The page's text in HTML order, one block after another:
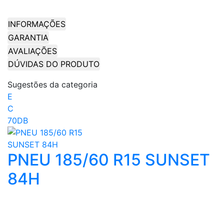
INFORMAÇÕES
GARANTIA
AVALIAÇÕES
DÚVIDAS DO PRODUTO
Sugestões da categoria
E
C
70DB
PNEU 185/60 R15 SUNSET
84H